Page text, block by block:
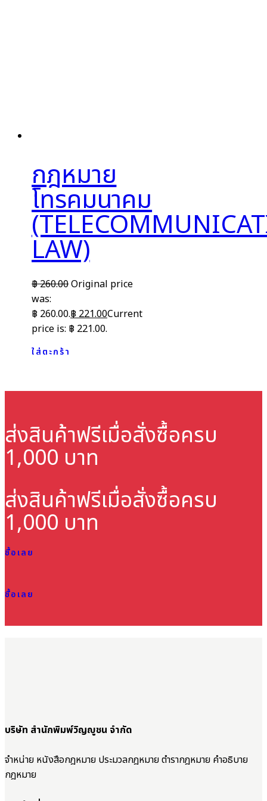
กฎหมาย
โทรคมนาคม
LAW)
฿260.00Original price
was:
฿ 260.00.฿221.00Current
price is: ฿ 221.00.
ใส่ตะกร้า
ส่งสินค้าฟรีเมื่อสั่งซื้อครบ
1,000 บาท
ส่งสินค้าฟรีเมื่อสั่งซื้อครบ
1,000 บาท
ซื้อเลย
ซื้อเลย
บริษัท สำนักพิมพ์วิญญูชน จำกัด
จำหน่าย หนังสือกฎหมาย ประมวลกฎหมาย ตำรากฎหมาย คำอธิบาย
กฎหมาย